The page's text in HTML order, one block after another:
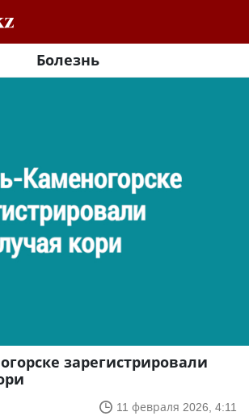
Болезнь
зарегистрировали
11 февраля 2026, 4:11